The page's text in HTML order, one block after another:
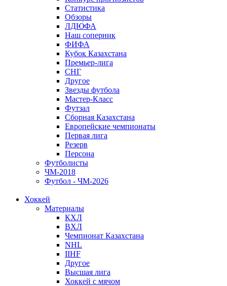
Статистика
Обзоры
ЛДЮФА
Наш соперник
ФИФА
Кубок Казахстана
Премьер-лига
СНГ
Другое
Звезды футбола
Мастер-Класс
Футзал
Сборная Казахстана
Европейские чемпионаты
Первая лига
Резерв
Персона
Футболисты
ЧМ-2018
Футбол - ЧМ-2026
Хоккей
Материалы
КХЛ
ВХЛ
Чемпионат Казахстана
NHL
IIHF
Другое
Высшая лига
Хоккей с мячом